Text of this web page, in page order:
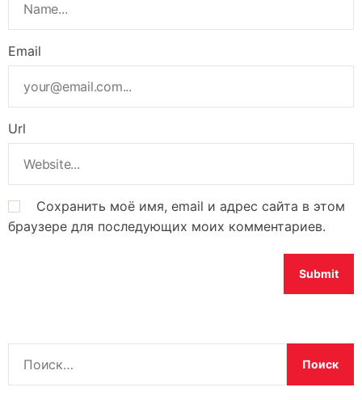
Email
Url
Сохранить моё имя, email и адрес сайта в этом
браузере для последующих моих комментариев.